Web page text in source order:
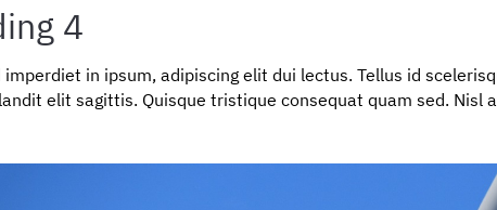
4
imperdiet in ipsum, adipiscing elit dui lectus. Tellus id
elit sagittis. Quisque tristique consequat quam sed. Nisl